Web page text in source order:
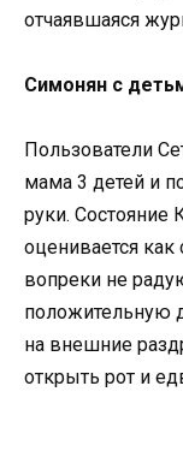
отчаявшаяся
Симонян с
Пользователи
мама 3 детей и
руки. Состояние
оценивается
вопреки не
положительную
на внешние
открыть рот и